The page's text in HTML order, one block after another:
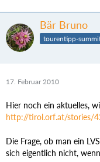
Bär Bruno
tourentipp-
17. Februar 2010
Hier noch ein aktuelles,
http://tirol.orf.at/stories/
Die Frage, ob man ein
sich eigentlich nicht,